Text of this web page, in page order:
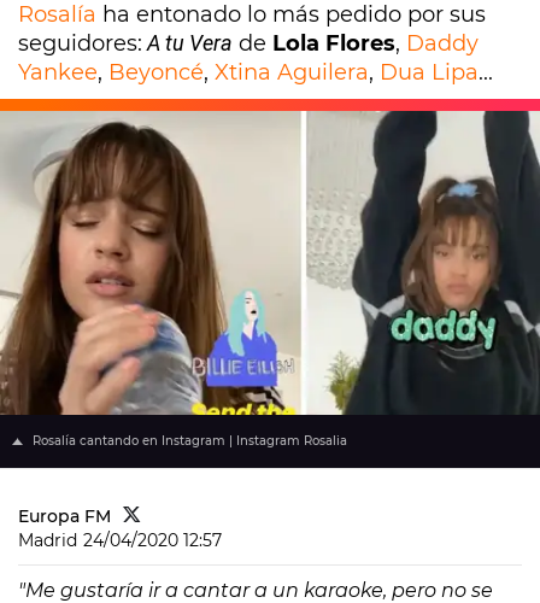
Rosalía ha entonado lo más pedido por sus
seguidores: A tu Vera de Lola Flores, Daddy
Yankee, Beyoncé, Xtina Aguilera, Dua Lipa...
Rosalía cantando en Instagram | Instagram Rosalia
Europa FM
Madrid 24/04/2020 12:57
"Me gustaría ir a cantar a un karaoke, pero no se